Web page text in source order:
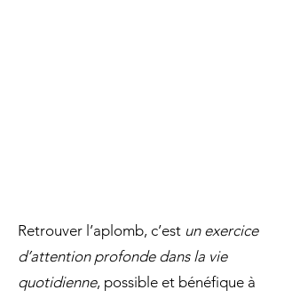
Retrouver l’aplomb, c’est un exercice
d’attention profonde dans la vie
quotidienne, possible et bénéfique à